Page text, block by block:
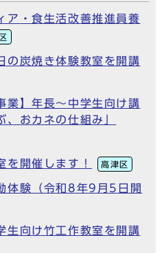
ア・食生活改善推進員養
の炭焼き体験教室を開講
業】年長～中学生向け講
、おカネの仕組み」
を開催します！ 高津区
体験（令和8年9月5日開
生向け竹工作教室を開講